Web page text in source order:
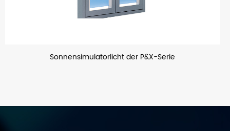
LED-Flutlicht